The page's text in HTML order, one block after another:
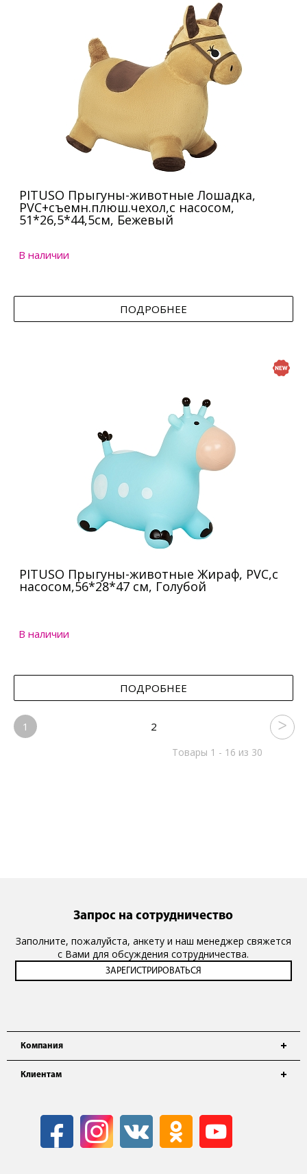
PITUSO Прыгуны-животные Лошадка,
PVC+съемн.плюш.чехол,с насосом,
51*26,5*44,5см, Бежевый
В наличии
ПОДРОБНЕЕ
PITUSO Прыгуны-животные Жираф, PVC,с
насосом,56*28*47 см, Голубой
В наличии
ПОДРОБНЕЕ
1 2
Товары 1 - 16 из 30
Компания
Клиентам
Запрос на сотрудничество
Заполните, пожалуйста, анкету и наш менеджер свяжется
с Вами для обсуждения сотрудничества.